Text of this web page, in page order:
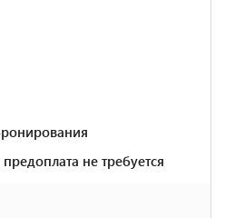
не требуется